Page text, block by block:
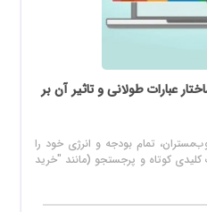
عبارات طولانی و تاثیر آن بر
تمام بودجه و انرژی خود را
کوتاه و پرجستجو (مانند "خرید